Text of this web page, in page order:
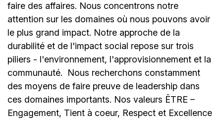
faire des affaires. Nous concentrons notre
attention sur les domaines où nous pouvons avoir
le plus grand impact. Notre approche de la
durabilité et de l'impact social repose sur trois
piliers - l'environnement, l'approvisionnement et la
communauté.
Nous recherchons constamment
des moyens de faire preuve de leadership dans
ces domaines importants. Nos valeurs ÊTRE –
Engagement, Tient à coeur, Respect et Excellence